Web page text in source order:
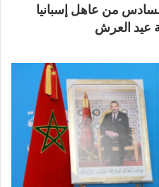
من عاهل إسبانيا
عيد العرش